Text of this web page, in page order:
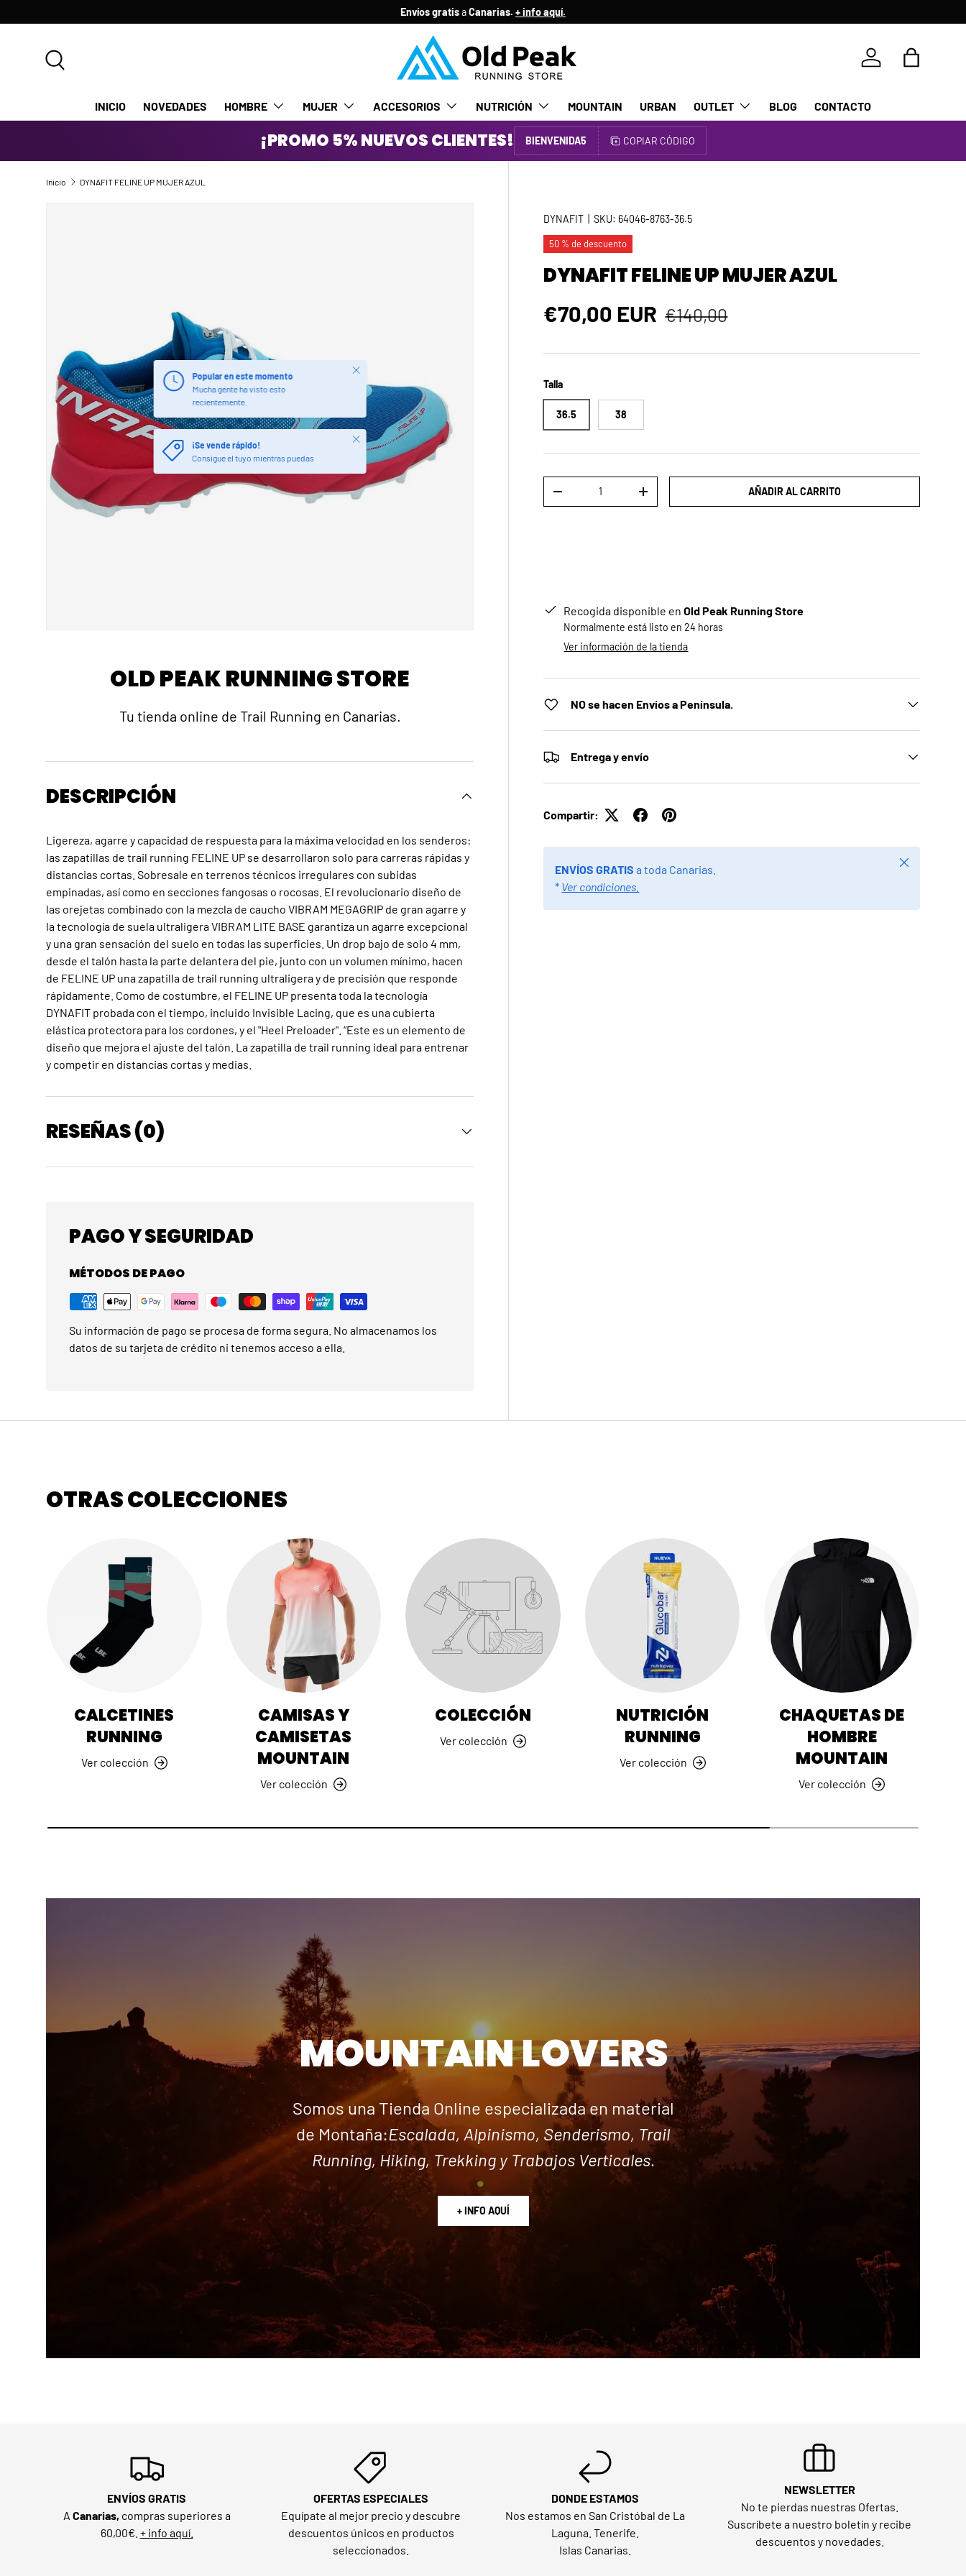
IR AL CONTENIDO
Envíos gratisaCanarias. + info aquí.
Iniciar sesión
Bolsa
INICIO NOVEDADES HOMBRE MUJER ACCESORIOS NUTRICIÓN MOUNTAIN URBAN OUTLET BLOG CONTACTO
¡PROMO 5% NUEVOS CLIENTES! BIENVENIDA5 COPIAR CÓDIGO
Inicio DYNAFIT FELINE UP MUJER AZUL
Popular en este momento
Mucha gente ha visto esto
recientemente.
Cerrar
¡Se vende rápido!
Consigue el tuyo mientras puedas
Cerrar
DYNAFIT |SKU: 64046-8763-36.5
50 % de descuento
DYNAFIT FELINE UP MUJER AZUL
Precio de venta
€70,00 EUR Precio normal
€140,00
Talla
36.5 38
DISMINUIR CANTIDADAUMENTAR LA CANTIDADAÑADIR AL CARRITO
Recogida disponible enOld Peak Running Store
Normalmente está listo en 24 horas
Ver información de la tienda
NO se hacen Envíos a Península.
Entrega y envío
Compartir:
ENVÍOS GRATISa toda Canarias.
* Ver condiciones.
Cerrar
OLD PEAK RUNNING STORE
Tu tienda online de Trail Running en Canarias.
DESCRIPCIÓN
Ligereza, agarre y capacidad de respuesta para la máxima velocidad en los senderos:
las zapatillas de trail running FELINE UP se desarrollaron solo para carreras rápidas y
distancias cortas. Sobresale en terrenos técnicos irregulares con subidas
empinadas, así como en secciones fangosas o rocosas. El revolucionario diseño de
las orejetas combinado con la mezcla de caucho VIBRAM MEGAGRIP de gran agarre y
la tecnología de suela ultraligera VIBRAM LITE BASE garantiza un agarre excepcional
y una gran sensación del suelo en todas las superficies. Un drop bajo de solo 4 mm,
desde el talón hasta la parte delantera del pie, junto con un volumen mínimo, hacen
de FELINE UP una zapatilla de trail running ultraligera y de precisión que responde
rápidamente. Como de costumbre, el FELINE UP presenta toda la tecnología
DYNAFIT probada con el tiempo, incluido Invisible Lacing, que es una cubierta
elástica protectora para los cordones, y el "Heel Preloader". “Este es un elemento de
diseño que mejora el ajuste del talón. La zapatilla de trail running ideal para entrenar
y competir en distancias cortas y medias.
RESEÑAS (0)
PAGO Y SEGURIDAD
MÉTODOS DE PAGO
Su información de pago se procesa de forma segura. No almacenamos los
datos de su tarjeta de crédito ni tenemos acceso a ella.
OTRAS COLECCIONES
CALCETINES
RUNNING
Ver colección
CAMISAS Y
CAMISETAS
MOUNTAIN
Ver colección
COLECCIÓN
Ver colección
NUTRICIÓN
RUNNING
Ver colección
CHAQUETAS DE
HOMBRE
MOUNTAIN
Ver colección
MOUNTAIN LOVERS
Somos una Tienda Online especializada en material
de Montaña:Escalada, Alpinismo, Senderismo, Trail
Running, Hiking, Trekking y Trabajos Verticales.
+ INFO AQUÍ
ENVÍOS GRATIS
A Canarias, compras superiores a
60,00€. + info aquí.
OFERTAS ESPECIALES
Equípate al mejor precio y descubre
descuentos únicos en productos
seleccionados.
DONDE ESTAMOS
Nos estamos en San Cristóbal de La
Laguna. Tenerife.
Islas Canarias.
NEWSLETTER
No te pierdas nuestras Ofertas.
Suscríbete a nuestro boletín y recibe
descuentos y novedades.